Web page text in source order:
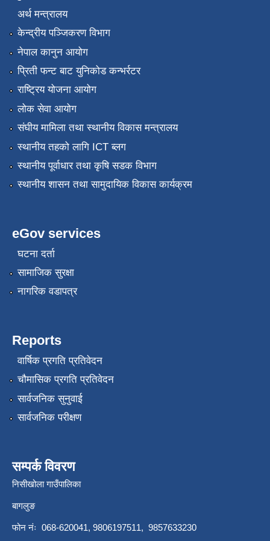
अर्थ मन्त्रालय
केन्द्रीय पञ्जिकरण विभाग
नेपाल कानुन आयोग
प्रिती फन्ट बाट युनिकोड कन्भर्रटर
राष्ट्रिय योजना आयोग
लोक सेवा आयोग
संघीय मामिला तथा स्थानीय विकास मन्त्रालय
स्थानीय तहको लागि ICT ब्लग
स्थानीय पूर्वाधार तथा कृषि सडक विभाग
स्थानीय शासन तथा सामुदायिक विकास कार्यक्रम
eGov services
घटना दर्ता
सामाजिक सुरक्षा
नागरिक वडापत्र
Reports
वार्षिक प्रगति प्रतिवेदन
चौमासिक प्रगति प्रतिवेदन
सार्वजनिक सुनुवाई
सार्वजनिक परीक्षण
सम्पर्क विवरण
निसीखोला गाउँपालिका
बागलुङ
फोन नंः 068-620041, 9806197511, 9857633230